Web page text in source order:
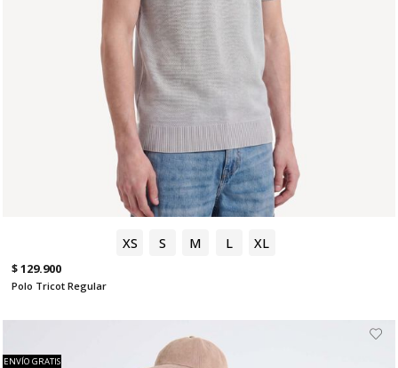
XS S M L XL
$ 129.900
Polo Tricot Regular
ENVÍO GRATIS